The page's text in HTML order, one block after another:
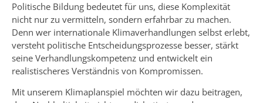
Politische Bildung bedeutet für uns, diese Komplexität
nicht nur zu vermitteln, sondern erfahrbar zu machen.
Denn wer internationale Klimaverhandlungen selbst erlebt,
versteht politische Entscheidungsprozesse besser, stärkt
seine Verhandlungskompetenz und entwickelt ein
realistischeres Verständnis von Kompromissen.
Mit unserem Klimaplanspiel möchten wir dazu beitragen,